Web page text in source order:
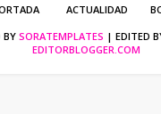
ACTUALIDAD
BYSORATEMPLATES | EDITED
EDITORBLOGGER.COM